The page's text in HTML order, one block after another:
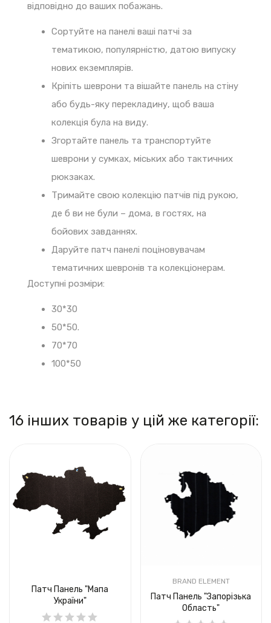
відповідно до ваших побажань.
Сортуйте на панелі ваші патчі за
тематикою, популярністю, датою випуску
нових екземплярів.
Кріпіть шеврони та вішайте панель на стіну
або будь-яку перекладину, щоб ваша
колекція була на виду.
Згортайте панель та транспортуйте
шеврони у сумках, міських або тактичних
рюкзаках.
Тримайте свою колекцію патчів під рукою,
де б ви не були – дома, в гостях, на
бойових завданнях.
Даруйте патч панелі поціновувачам
тематичних шевронів та колекціонерам.
Доступні розміри:
30*30
50*50.
70*70
100*50
16 інших товарів у цій же категорії:
Патч Панель "Мапа
України"
BRAND ELEMENT
Патч Панель "Запорізька
Область"